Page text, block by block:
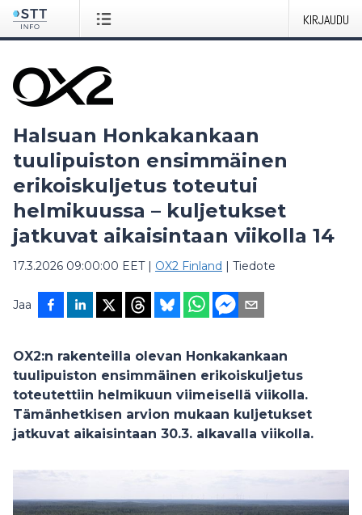
KIRJAUDU
Halsuan Honkakankaan
tuulipuiston ensimmäinen
erikoiskuljetus toteutui
helmikuussa – kuljetukset
jatkuvat aikaisintaan viikolla 14
17.3.2026 09:00:00 EET| OX2 Finland | Tiedote
Jaa
OX2:n rakenteilla olevan Honkakankaan
tuulipuiston ensimmäinen erikoiskuljetus
toteutettiin helmikuun viimeisellä viikolla.
Tämänhetkisen arvion mukaan kuljetukset
jatkuvat aikaisintaan 30.3. alkavalla viikolla.